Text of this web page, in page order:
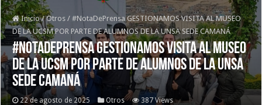
Inicio / Otros / #NotaDePrensa GESTIONAMOS VISITA AL MUSEO
DE LA UCSM POR PARTE DE ALUMNOS DE LA UNSA SEDE CAMANÁ
#NotaDePrensa GESTIONAMOS VISITA AL MUSEO
DE LA UCSM POR PARTE DE ALUMNOS DE LA UNSA
SEDE CAMANÁ
22 de agosto de 2025 Otros 387 Views